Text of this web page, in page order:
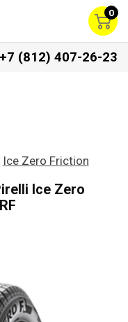
0
+7 (812) 407-26-23
Ice Zero Friction
Ice Zero